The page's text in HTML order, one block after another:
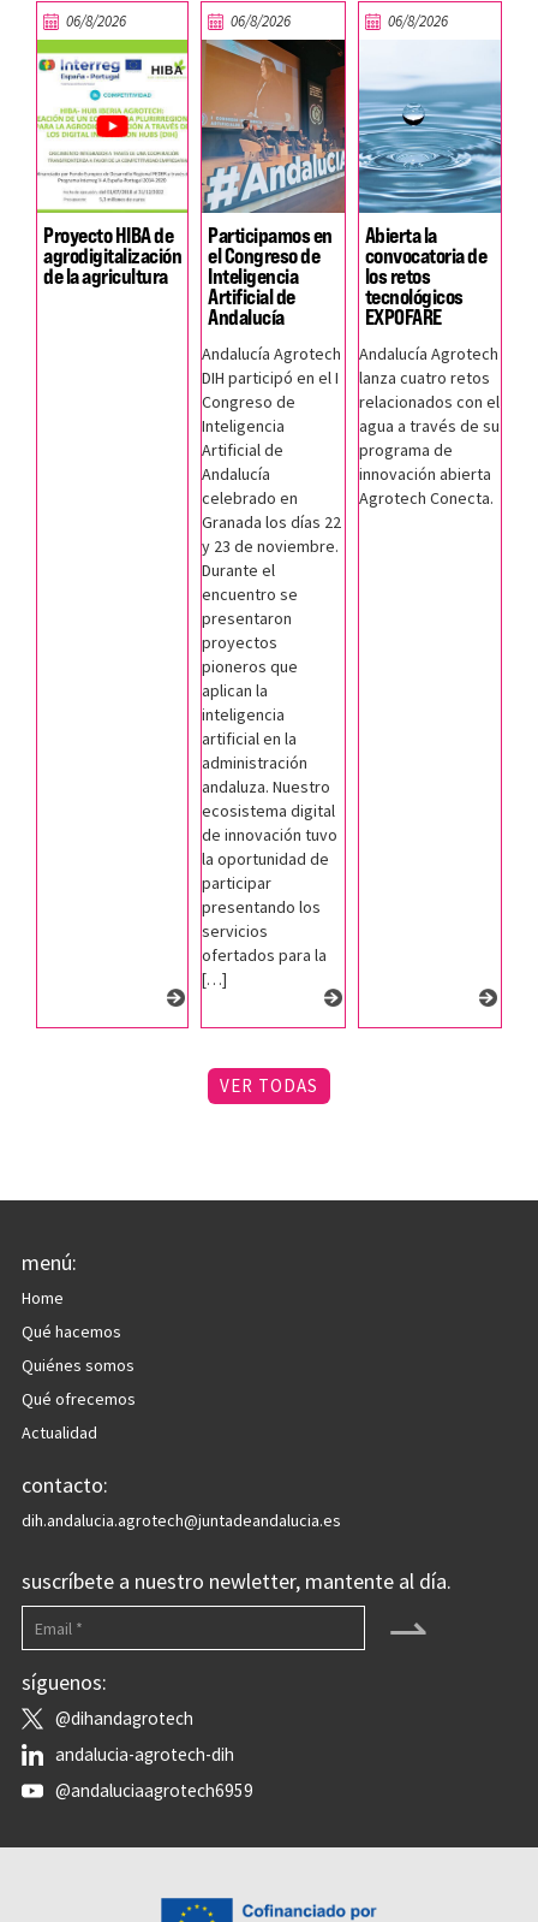
06/8/2026
Proyecto HIBA de
agrodigitalización
de la agricultura
06/8/2026
Participamos en
el Congreso de
Inteligencia
Artificial de
Andalucía
Andalucía Agrotech
DIH participó en el I
Congreso de
Inteligencia
Artificial de
Andalucía
celebrado en
Granada los días 22
y 23 de noviembre.
Durante el
encuentro se
presentaron
proyectos
pioneros que
aplican la
inteligencia
artificial en la
administración
andaluza. Nuestro
ecosistema digital
de innovación tuvo
la oportunidad de
participar
presentando los
servicios
ofertados para la
[…]
06/8/2026
Abierta la
convocatoria de
los retos
tecnológicos
EXPOFARE
Andalucía Agrotech
lanza cuatro retos
relacionados con el
agua a través de su
programa de
innovación abierta
Agrotech Conecta.
VER TODAS
menú:
Home
Qué hacemos
Quiénes somos
Qué ofrecemos
Actualidad
contacto:
dih.andalucia.agrotech@juntadeandalucia.es
suscríbete a nuestro newletter, mantente al día.
⇀
síguenos:
@dihandagrotech
andalucia-agrotech-dih
@andaluciaagrotech6959